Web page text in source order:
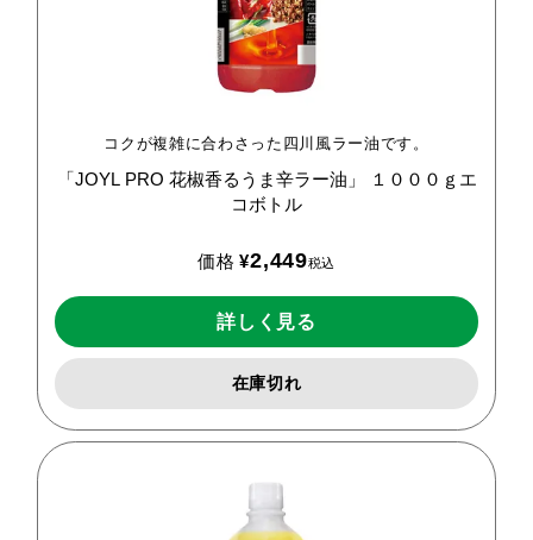
コクが複雑に合わさった四川風ラー油です。
「JOYL PRO 花椒香るうま辛ラー油」
１０００ｇエ
コボトル
価格 ¥2,449税込
詳しく見る
在庫切れ